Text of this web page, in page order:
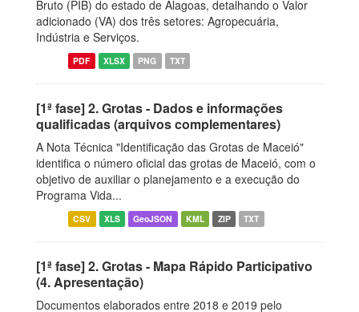
Bruto (PIB) do estado de Alagoas, detalhando o Valor
adicionado (VA) dos três setores: Agropecuária,
Indústria e Serviços.
PDF XLSX PNG TXT
[1ª fase] 2. Grotas - Dados e informações
qualificadas (arquivos complementares)
A Nota Técnica "Identificação das Grotas de Maceió"
identifica o número oficial das grotas de Maceió, com o
objetivo de auxiliar o planejamento e a execução do
Programa Vida...
CSV XLS GeoJSON KML ZIP TXT
[1ª fase] 2. Grotas - Mapa Rápido Participativo
(4. Apresentação)
Documentos elaborados entre 2018 e 2019 pelo